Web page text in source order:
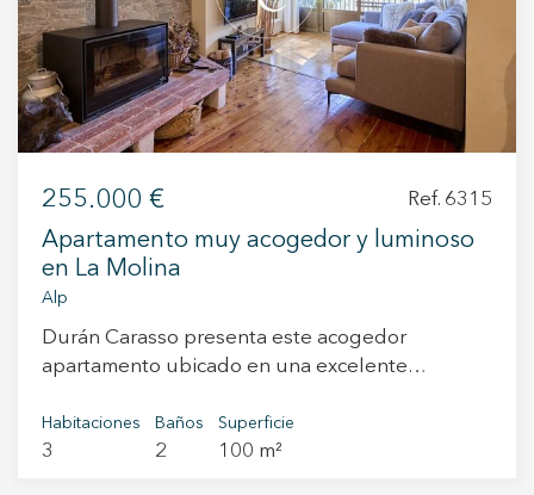
+34 935 178 067
ES
255.000 € Ref. 6315
Apartamento muy acogedor y luminoso
en La Molina
Alp
Durán Carasso presenta este acogedor
apartamento ubicado en una excelente
esquí, donde se combinan el confort, la
tranquilidad y el contacto con la naturaleza. El
Habitaciones
3
Baños
2
Superficie
100 m²